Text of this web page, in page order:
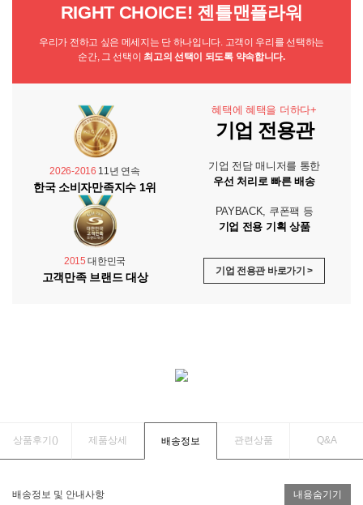
RIGHT CHOICE! 젠틀맨플라워
우리가 전하고 싶은 메세지는 단 하나입니다. 고객이 우리를 선택하는
순간, 그 선택이 최고의 선택이 되도록 약속합니다.
2026-2016 11년 연속
한국 소비자만족지수 1위
2015 대한민국
고객만족 브랜드 대상
혜택에 혜택을 더하다+
기업 전용관
기업 전담 매니저를 통한
우선 처리로 빠른 배송
PAYBACK, 쿠폰팩 등
기업 전용 기획 상품
기업 전용관 바로가기 >
상품후기() 제품상세 배송정보 관련상품 Q&A
배송정보 및 안내사항 내용숨기기